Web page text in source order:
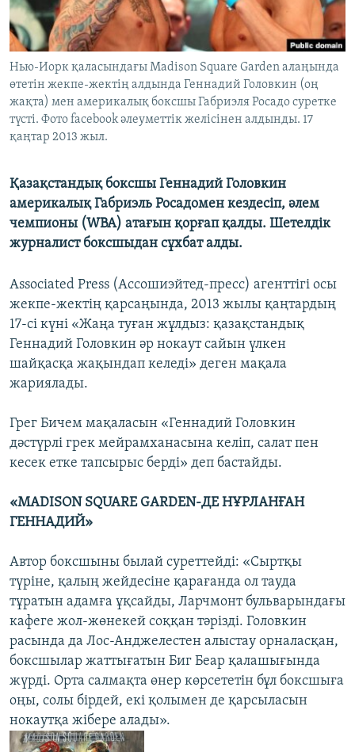
ЖАЗЫЛЫҢЫЗ
Басқа тілдерде
Нью-Иорк қаласындағы Madison Square Garden алаңында
өтетін жекпе-жектің алдында Геннадий Головкин (оң
жақта) мен америкалық боксшы Габриэля Росадо суретке
түсті. Фото facebook әлеуметтік желісінен алдынды. 17
қаңтар 2013 жыл.
Қазақстандық боксшы Геннадий Головкин
америкалық Габриэль Росадомен кездесіп, әлем
чемпионы (WBA) атағын қорғап қалды. Шетелдік
журналист боксшыдан сұхбат алды.
Associated Press (Ассошиэйтед-пресс) агенттігі осы
жекпе-жектің қарсаңында, 2013 жылы қаңтардың
17-сі күні «Жаңа туған жұлдыз: қазақстандық
Геннадий Головкин әр нокаут сайын үлкен
шайқасқа жақындап келеді» деген мақала
жариялады.
Грег Бичем мақаласын «Геннадий Головкин
дәстүрлі грек мейрамханасына келіп, салат пен
кесек етке тапсырыс берді» деп бастайды.
«MADISON SQUARE GARDEN-ДЕ НҰРЛАНҒАН
ГЕННАДИЙ»
Автор боксшыны былай суреттейді: «Сыртқы
түріне, қалың жейдесіне қарағанда ол тауда
тұратын адамға ұқсайды, Ларчмонт бульварындағы
кафеге жол-жөнекей соққан тәрізді. Головкин
расында да Лос-Анджелестен алыстау орналасқан,
боксшылар жаттығатын Биг Беар қалашығында
жүрді. Орта салмақта өнер көрсететін бұл боксшыға
оңы, солы бірдей, екі қолымен де қарсыласын
нокаутқа жібере алады».